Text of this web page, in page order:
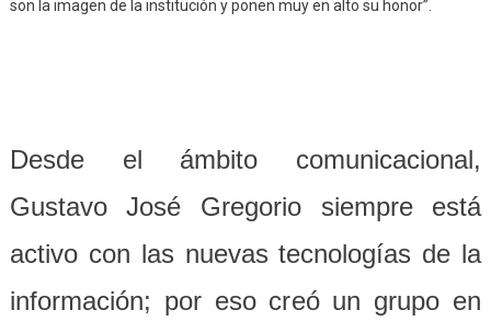
son la imagen de la institución y ponen muy en alto su honor”.
Desde el ámbito comunicacional,
Gustavo José Gregorio siempre está
activo con las nuevas tecnologías de la
información; por eso creó un grupo en